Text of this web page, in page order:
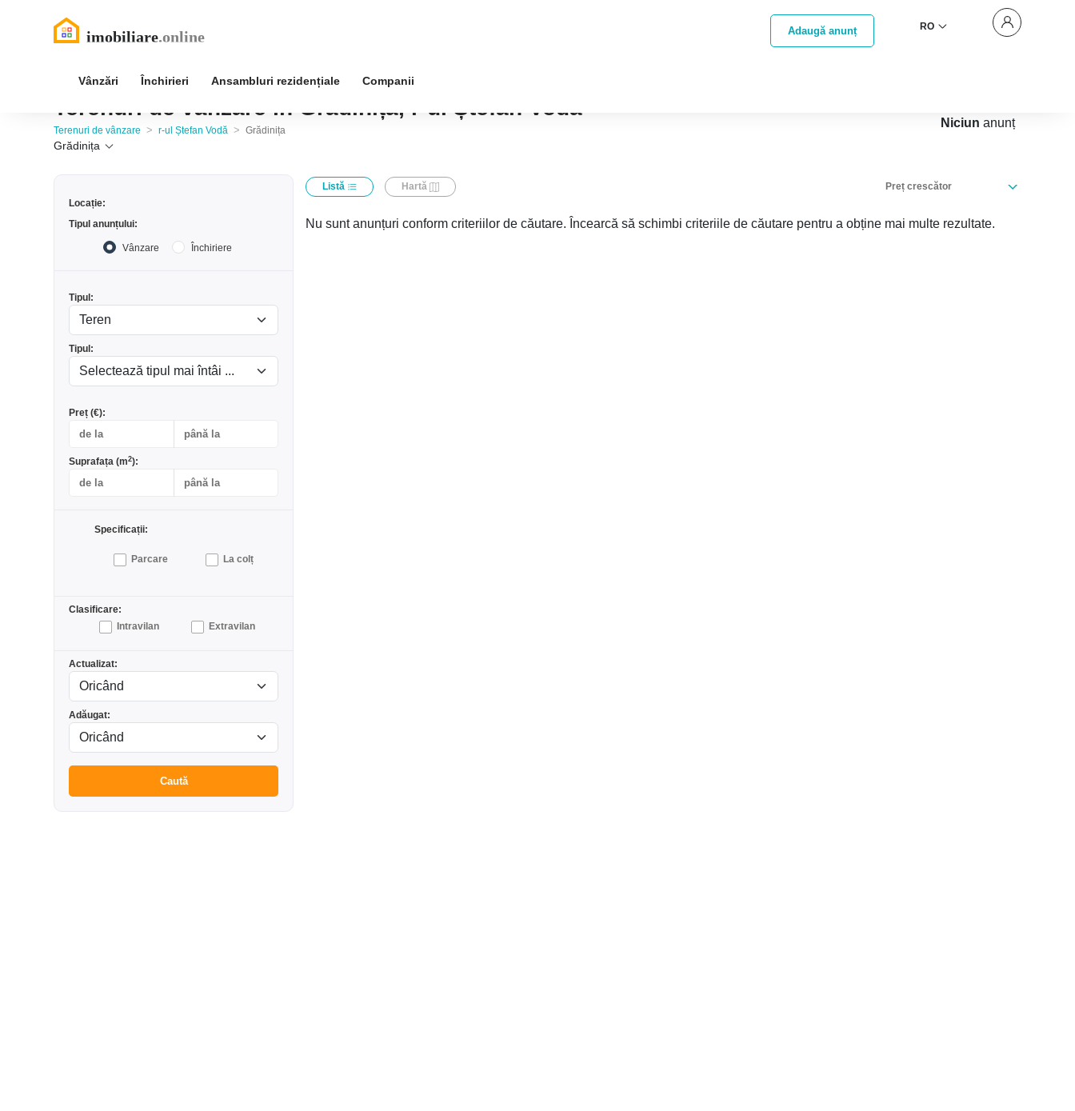
Adaugă anunț RO
Vânzări Închirieri Ansambluri rezidențiale Companii
Terenuri de vânzare în Grădinița, r-ul Ștefan Vodă
Terenuri de vânzare > r-ul Ștefan Vodă > Grădinița
Grădinița
Niciun anunț
Locație:
Tipul anunțului:
Vânzare Închiriere
Tipul:
Tipul:
Preț (€):
Suprafața (m2):
Specificații:
Parcare La colț
Clasificare:
Intravilan
Extravilan
Actualizat:
Adăugat:
Caută
Listă Hartă Preț crescător
Nu sunt anunțuri conform criteriilor de căutare. Încearcă să schimbi criteriile de căutare pentru a obține mai multe rezultate.